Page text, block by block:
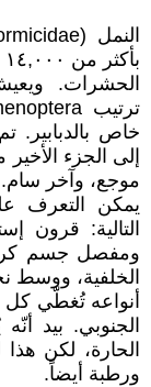
الحشرات.
خاص بالدبابير.
إلى الجزء
موجع، وآخر سام.
يمكن التعرف
التالية: قرون
ومفصل جسم
الخلفية، ووسط
أنواعه تُغطّي كل
الجنوبي. بيد
الحارة، لكن
ورطبة أيضاً.